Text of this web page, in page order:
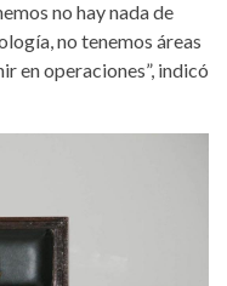
no hay nada de
no tenemos áreas
en operaciones”, indicó